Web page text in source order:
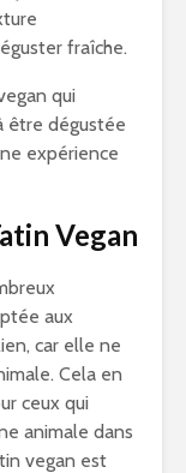
fraîche.
qui
être dégustée
expérience
Vegan
aux
car elle ne
Cela en
ceux qui
animale dans
vegan est